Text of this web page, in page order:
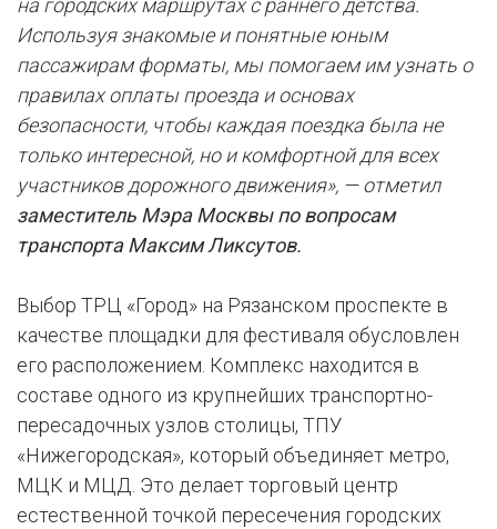
на городских маршрутах с раннего детства.
Используя знакомые и понятные юным
пассажирам форматы, мы помогаем им узнать о
правилах оплаты проезда и основах
безопасности, чтобы каждая поездка была не
только интересной, но и комфортной для всех
участников дорожного движения», — отметил
заместитель Мэра Москвы по вопросам
транспорта Максим Ликсутов.
Выбор ТРЦ «Город» на Рязанском проспекте в
качестве площадки для фестиваля обусловлен
его расположением. Комплекс находится в
составе одного из крупнейших транспортно-
пересадочных узлов столицы, ТПУ
«Нижегородская», который объединяет метро,
МЦК и МЦД. Это делает торговый центр
естественной точкой пересечения городских